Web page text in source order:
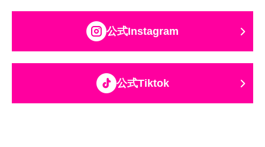
公式Instagram
公式Tiktok